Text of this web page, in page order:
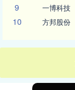
9 一博科技
10 方邦股份